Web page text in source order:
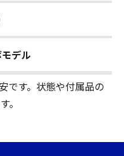
デル
です。状態や付属品の
。